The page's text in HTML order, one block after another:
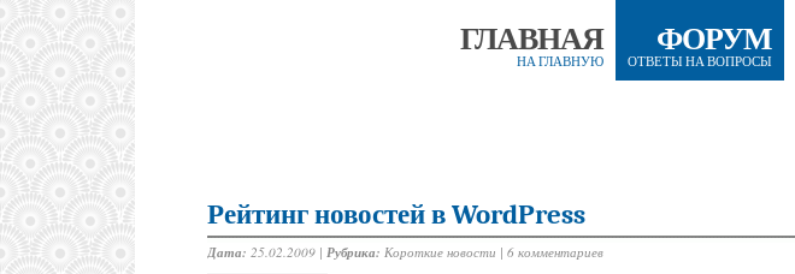
ГЛАВНАЯ
НА ГЛАВНУЮ
ФОРУМ
ОТВЕТЫ НА ВОПРОСЫ
Рейтинг новостей в WordPress
Дата: 25.02.2009 | Рубрика: Короткие новости | 6 комментариев